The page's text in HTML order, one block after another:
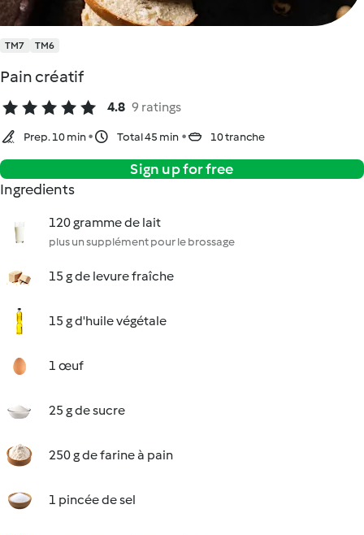
TM7 TM6
Pain créatif
4.8 9 ratings
Prep. 10 min Total 45 min 10 tranche
Sign up for free
Ingredients
120 gramme de lait
plus un supplément pour le brossage
15 g de levure fraîche
15 g d'huile végétale
1 œuf
25 g de sucre
250 g de farine à pain
1 pincée de sel